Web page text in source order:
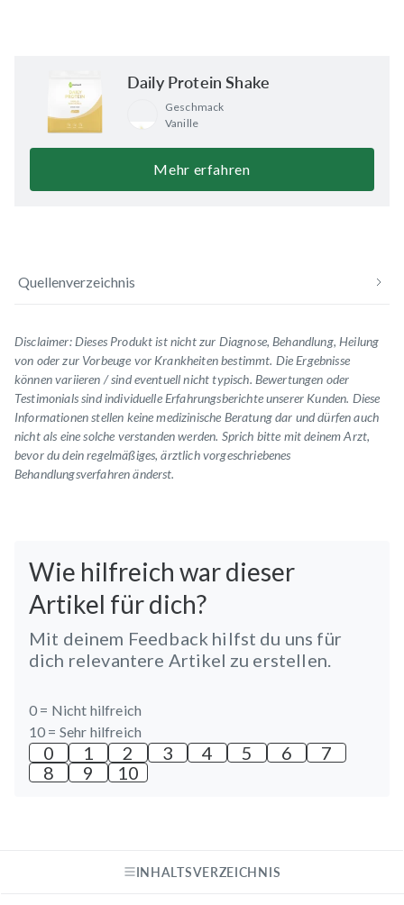
Daily Protein Shake
Geschmack
Vanille
Mehr erfahren
Quellenverzeichnis
Disclaimer: Dieses Produkt ist nicht zur Diagnose, Behandlung, Heilung
von oder zur Vorbeuge vor Krankheiten bestimmt. Die Ergebnisse
können variieren / sind eventuell nicht typisch. Bewertungen oder
Testimonialssind individuelle Erfahrungsberichte unserer Kunden. Diese
Informationen stellen keine medizinische Beratung dar und dürfen auch
nicht als eine solche verstanden werden. Sprich bitte mit deinem Arzt,
bevor du dein regelmäßiges, ärztlich vorgeschriebenes
Behandlungsverfahren änderst.
Wie hilfreich war dieser
Artikel für dich?
Mit deinem Feedback hilfst du uns für
dich relevantere Artikel zu erstellen.
0 = Nicht hilfreich
10 = Sehr hilfreich
0 1 2 3 4 5 6
7
8
9 10
INHALTSVERZEICHNIS